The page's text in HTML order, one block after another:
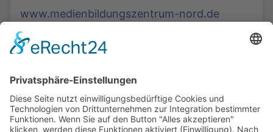
www.medienbildungszentrum-nord.de
Podcasts, Themen und Informationen.
Entdecken Sie unser Forum für Medien, Bildung